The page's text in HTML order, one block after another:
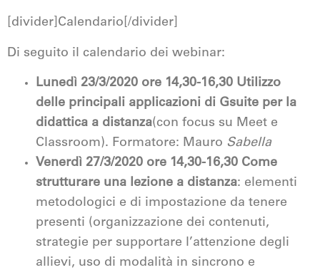
[divider]Calendario[/divider]
Di seguito il calendario dei webinar:
Lunedì 23/3/2020 ore 14,30-16,30 Utilizzo
delle principali applicazioni di Gsuite per la
didattica a distanza(con focus su Meet e
Classroom). Formatore: Mauro Sabella
Venerdì 27/3/2020 ore 14,30-16,30 Come
strutturare una lezione a distanza: elementi
metodologici e di impostazione da tenere
presenti (organizzazione dei contenuti,
strategie per supportare l’attenzione degli
allievi, uso di modalità in sincrono e